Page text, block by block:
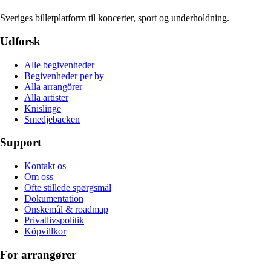
Sveriges billetplatform til koncerter, sport og underholdning.
Udforsk
Alle begivenheder
Begivenheder per by
Alla arrangörer
Alla artister
Knislinge
Smedjebacken
Support
Kontakt os
Om oss
Ofte stillede spørgsmål
Dokumentation
Önskemål & roadmap
Privatlivspolitik
Köpvillkor
For arrangører